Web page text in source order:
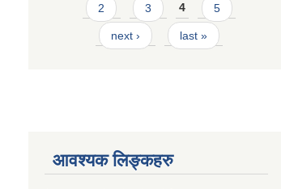
2 3 4 5
next › last »
आवश्यक लिङ्कहरु